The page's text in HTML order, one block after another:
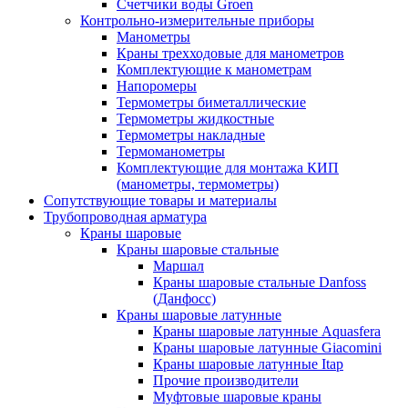
Счетчики воды Groen
Контрольно-измерительные приборы
Манометры
Краны трехходовые для манометров
Комплектующие к манометрам
Напоромеры
Термометры биметаллические
Термометры жидкостные
Термометры накладные
Термоманометры
Комплектующие для монтажа КИП
(манометры, термометры)
Сопутствующие товары и материалы
Трубопроводная арматура
Краны шаровые
Краны шаровые стальные
Маршал
Краны шаровые стальные Danfoss
(Данфосс)
Краны шаровые латунные
Краны шаровые латунные Aquasfera
Краны шаровые латунные Giacomini
Краны шаровые латунные Itap
Прочие производители
Муфтовые шаровые краны